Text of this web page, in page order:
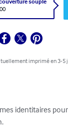
imprimé en 3-5
identitaires